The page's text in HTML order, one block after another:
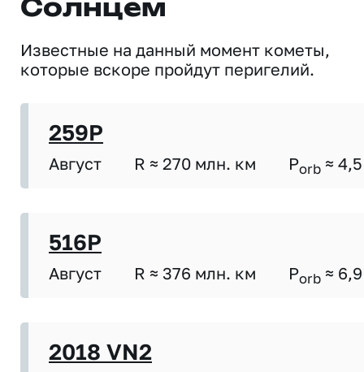
Солнцем
Известные на данный момент кометы,
которые вскоре пройдут перигелий.
259P
Август R ≈ 270 млн. км Porb ≈ 4,5
516P
Август R ≈ 376 млн. км Porb ≈ 6,9
2018 VN2